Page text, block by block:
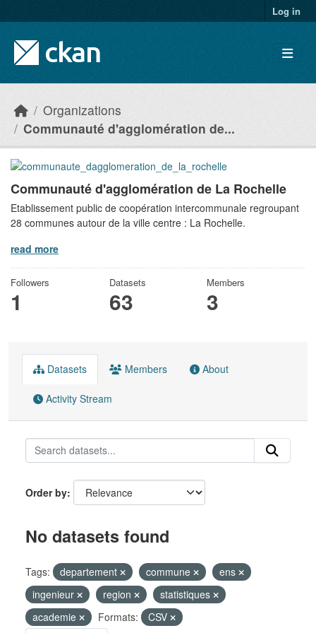
Log in
Organizations
Communauté d'agglomération de...
Communauté d'agglomération de La Rochelle
Etablissement public de coopération intercommunale regroupant
28 communes autour de la ville centre : La Rochelle.
read more
Followers
1
Datasets
63
Members
3
Datasets Members About
Activity Stream
Order by
No datasets found
Tags: departement commune
ens
ingenieur
region
statistiques
academie
Formats: CSV